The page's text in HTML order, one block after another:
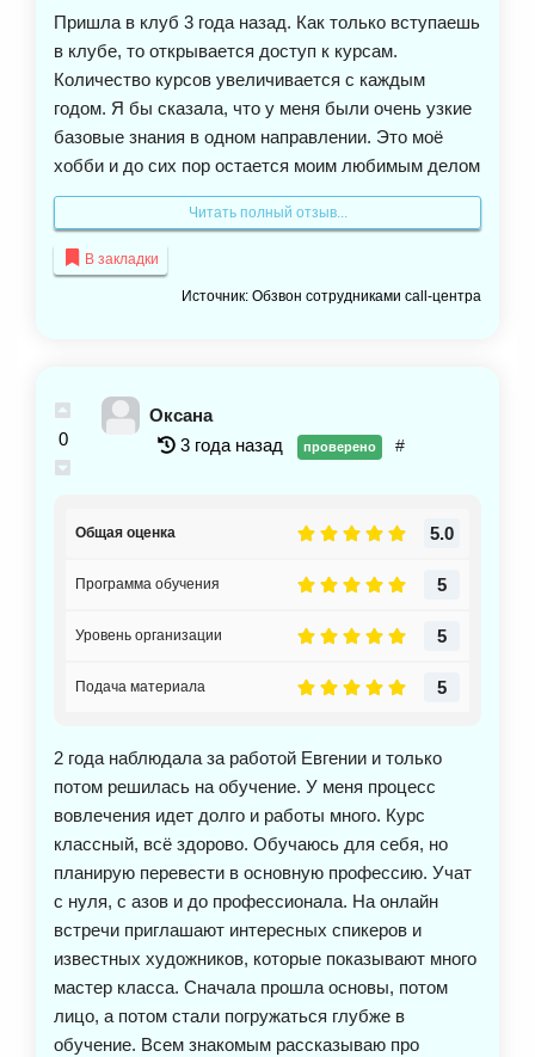
Пришла в клуб 3 года назад. Как только вступаешь
в клубе, то открывается доступ к курсам.
Количество курсов увеличивается с каждым
годом. Я бы сказала, что у меня были очень узкие
базовые знания в одном направлении. Это моё
хобби и до сих пор остается моим любимым делом
который приносит мне неплохой доход. Обучение
безусловно очень полезное, большой спектр
направлений в живописи и иллюстрации. Учат с
нуля и постепенно обучают всему, начиная со
штриховки формы и до профессионала. Очень
что тебе ближе и в чём ты хочешь развиваться. На
вебинары приходят много разные эксперты,
популярные и состоявшиеся художники, известные
иллюстраторы, которые показывают мастер
соавторстве. Есть спец блоки которые могут
сделать свой профессией. Каждый найдет что-то
интересное для себя. Очень большой объем
выбрала узкую нишу в которой работаю,
посмотреть нравиться или нет. Прошла несколько
курсов, участвовала в нескольких челленджах и
мастер классах. Для повышения своих навыков
прохожу только те уроки которые мне интересны,
тк сертификаты мне не нужны. Однозначно
рекомендую.
Читать полный отзыв...
В закладки
Источник: Обзвон сотрудниками call-центра
0
Оксана
3 года назад
проверено #
5.0
Общая оценка
5
Программа обучения
5
Уровень организации
5
Подача материала
2 года наблюдала за работой Евгении и только
потом решилась на обучение. У меня процесс
вовлечения идет долго и работы много. Курс
классный, всё здорово. Обучаюсь для себя, но
планирую перевести в основную профессию. Учат
с нуля, с азов и до профессионала. На онлайн
встречи приглашают интересных спикеров и
известных художников, которые показывают много
мастер класса. Сначала прошла основы, потом
лицо, а потом стали погружаться глубже в
обучение. Всем знакомым рассказываю про